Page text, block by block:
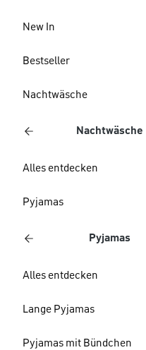
New In
Bestseller
Nachtwäsche
Nachtwäsche
Alles entdecken
Pyjamas
Pyjamas
Alles entdecken
Lange Pyjamas
Pyjamas mit Bündchen